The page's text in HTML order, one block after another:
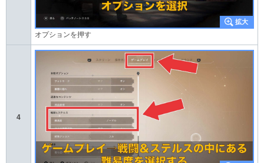
オプションを押す
4